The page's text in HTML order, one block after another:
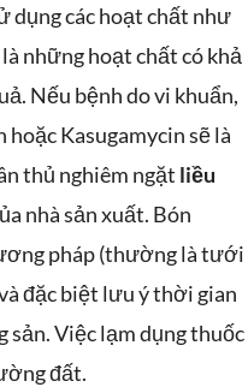
dụng các hoạt chất như
những hoạt chất có khả
Nếu bệnh do vi khuẩn,
Kasugamycin sẽ là
thủ nghiêm ngặt liều
nhà sản xuất. Bón
pháp (thường là tưới
đặc biệt lưu ý thời gian
sản. Việc lạm dụng thuốc
đất.